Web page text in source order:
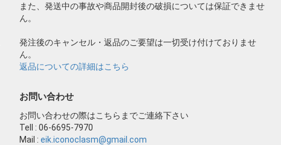
また、発送中の事故や商品開封後の破損については保証できませ
ん。
発注後のキャンセル・返品のご要望は一切受け付けておりませ
ん。
返品についての詳細はこちら
お問い合わせ
お問い合わせの際はこちらまでご連絡下さい
Tell : 06-6695-7970
Mail : eik.iconoclasm@gmail.com